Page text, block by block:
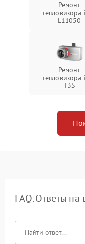
Ремонт
тепловизора
L11050
Ремонт
тепловизора
T3S
FAQ. Ответы на